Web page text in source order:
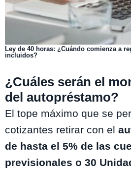
Ley de 40 horas: ¿Cuándo comienza a
incluidos?
¿Cuáles serán el
del autopréstamo?
El tope máximo que se
cotizantes retirar con el
de hasta el 5% de las
previsionales o 30